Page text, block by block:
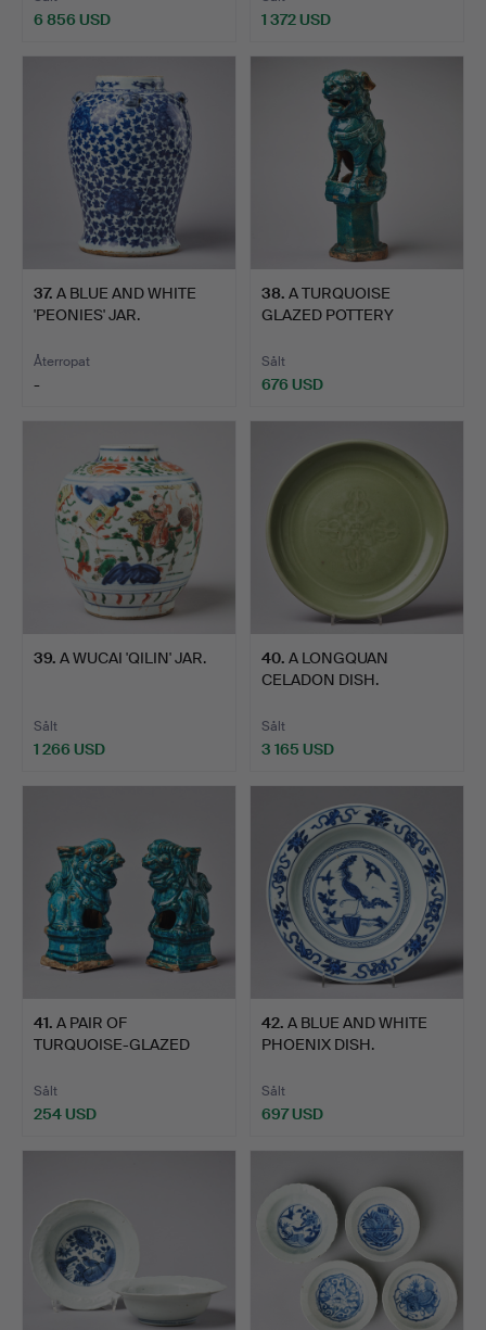
6 856 USD 1 372 USD
37. A BLUE AND WHITE
'PEONIES' JAR.
Återropat
-
38. A TURQUOISE
GLAZED POTTERY
Sålt
676 USD
39. A WUCAI 'QILIN' JAR.
Sålt
1 266 USD
40. A LONGQUAN
CELADON DISH.
Sålt
3 165 USD
41. A PAIR OF
TURQUOISE-GLAZED
Sålt
254 USD
42. A BLUE AND WHITE
PHOENIX DISH.
Sålt
697 USD